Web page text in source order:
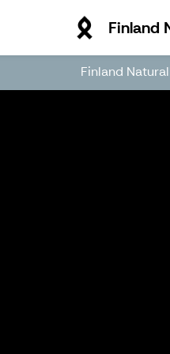
Finland
Finland